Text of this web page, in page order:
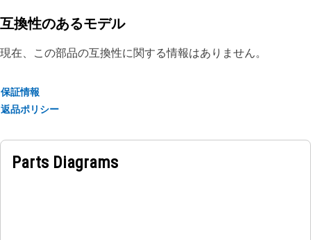
互換性のあるモデル
現在、この部品の互換性に関する情報はありません。
保証情報
返品ポリシー
Parts Diagrams